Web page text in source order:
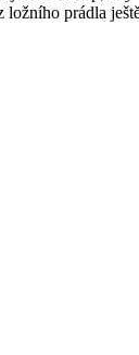
prádla